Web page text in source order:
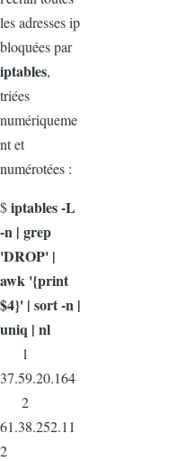
les adresses ip
bloquées par
iptables,
triées
numériqueme
nt et
numérotées :
$iptables -L
-n | grep
'DROP' |
awk '{print
$4}' | sort -n |
uniq | nl
1
37.59.20.164
2
61.38.252.11
2